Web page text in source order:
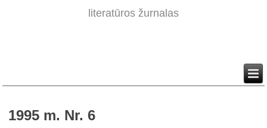
literatūros žurnalas
1995 m. Nr. 6